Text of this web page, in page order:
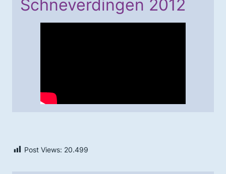
Schneverdingen 2012
Post Views: 20.499